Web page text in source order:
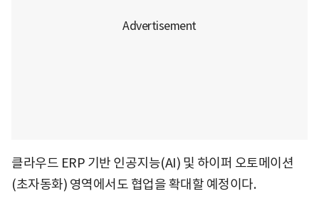
클라우드 ERP 기반 인공지능(AI) 및 하이퍼 오토메이션
(초자동화) 영역에서도 협업을 확대할 예정이다.